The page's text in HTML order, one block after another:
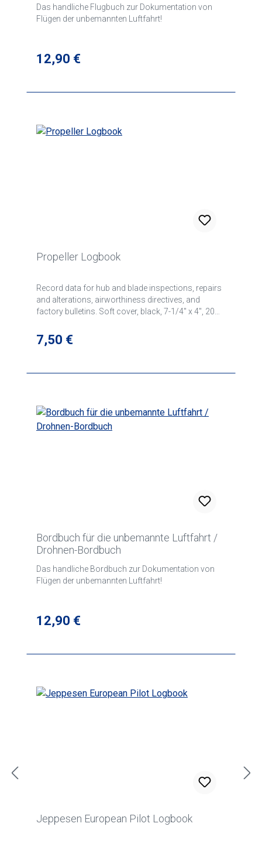
Das handliche Flugbuch zur Dokumentation von
Flügen der unbemannten Luftfahrt!
Regulärer Preis:
12,90 €
Propeller Logbook
Record data for hub and blade inspections, repairs
and alterations, airworthiness directives, and
factory bulletins. Soft cover, black, 7-1/4" x 4", 20
Regulärer Preis:
7,50 €
Bordbuch für die unbemannte Luftfahrt /
Drohnen-Bordbuch
Das handliche Bordbuch zur Dokumentation von
Flügen der unbemannten Luftfahrt!
Regulärer Preis:
12,90 €
Jeppesen European Pilot Logbook